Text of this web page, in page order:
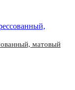
матовый